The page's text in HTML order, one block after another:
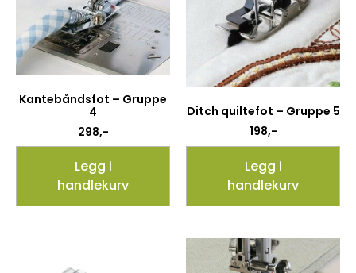
Kantebåndsfot – Gruppe
4
298,-
Legg i
handlekurv
Ditch quiltefot – Gruppe 5
198,-
Legg i
handlekurv